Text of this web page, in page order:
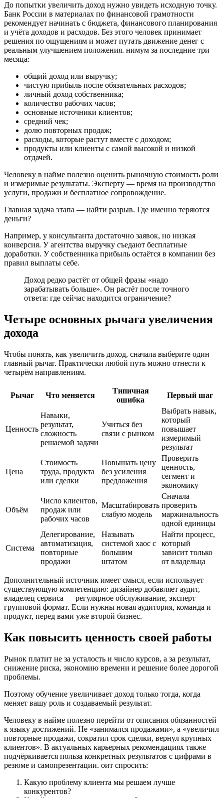
До попытки увеличить доход нужно увидеть исходную точку.
Банк России в материалах по финансовой грамотности
рекомендует начинать с бюджета, финансового планирования
и учёта доходов и расходов. Без этого человек принимает
решения по ощущениям и может путать движение денег с
реальным улучшением положения. нимум за последние три
месяца:
общий доход или выручку;
чистую прибыль после обязательных расходов;
личный доход собственника;
количество рабочих часов;
основные источники клиентов;
средний чек;
долю повторных продаж;
расходы, которые растут вместе с доходом;
продукты или клиенты с самой высокой и низкой
отдачей.
Человеку в найме полезно оценить рыночную стоимость роли
и измеримые результаты. Эксперту — время на производство
услуги, продажи и бесплатное сопровождение.
Главная задача этапа — найти разрыв. Где именно теряются
деньги?
Например, у консультанта достаточно заявок, но низкая
конверсия. У агентства выручку съедают бесплатные
доработки. У собственника прибыль остаётся в компании без
правил выплаты себе.
Доход редко растёт от общей фразы «надо
зарабатывать больше». Он растёт после точного
ответа: где сейчас находится ограничение?
Четыре основных рычага увеличения
дохода
Чтобы понять, как увеличить доход, сначала выберите один
главный рычаг. Практически любой путь можно отнести к
четырём направлениям.
Рычаг Что меняется
Типичная
ошибка
Первый шаг
Ценность
Навыки,
результат,
сложность
решаемой задачи
Учиться без
связи с рынком
Выбрать навык,
который
повышает
измеримый
результат
Цена
Стоимость
труда, продукта
или сделки
Повышать цену
без усиления
предложения
Проверить
ценность,
сегмент и
экономику
Объём
Число клиентов,
продаж или
рабочих часов
Масштабировать
слабую модель
Сначала
проверить
маржинальность
одной единицы
Система
Делегирование,
автоматизация,
повторные
продажи
Называть
системой хаос с
большим
штатом
Найти процесс,
который
зависит только
от владельца
Дополнительный источник имеет смысл, если использует
существующую компетенцию: дизайнер добавляет аудит,
владелец сервиса — регулярное обслуживание, эксперт —
групповой формат. Если нужны новая аудитория, команда и
продукт, перед вами уже второй бизнес.
Как повысить ценность своей работы
Рынок платит не за усталость и число курсов, а за результат,
снижение риска, экономию времени и решение более дорогой
проблемы.
Поэтому обучение увеличивает доход только тогда, когда
меняет вашу роль и создаваемый результат.
Человеку в найме полезно перейти от описания обязанностей
к языку достижений. Не «занимался продажами», а «увеличил
повторные продажи, сократил срок сделки, вернул крупных
клиентов». В актуальных карьерных рекомендациях также
подчёркивается польза конкретных результатов с цифрами в
резюме и самопрезентации. оит спросить:
Какую проблему клиента мы решаем лучше
конкурентов?